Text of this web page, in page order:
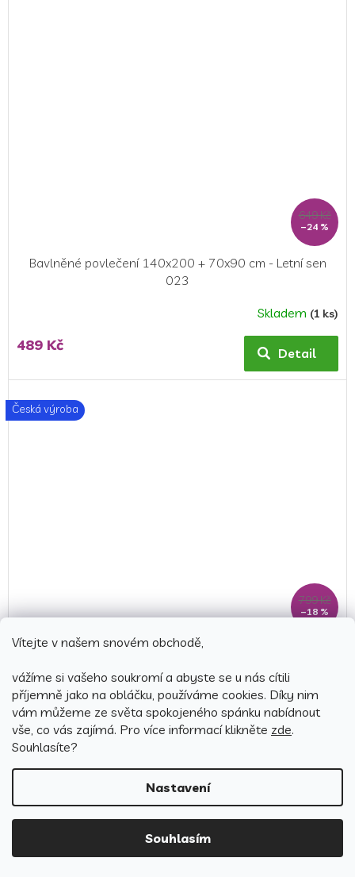
Vítejte v našem snovém obchodě,
vážíme si vašeho soukromí a abyste se u nás cítili
příjemně jako na obláčku, používáme cookies. Díky nim
vám můžeme ze světa spokojeného spánku nabídnout
vše, co vás zajímá. Pro více informací klikněte zde.
Souhlasíte?
Nastavení
Souhlasím
649 Kč
–24 %
Bavlněné povlečení 140x200 + 70x90 cm - Letní sen
023
Skladem (1 ks)
489 Kč Detail
Česká výroba
799 Kč
–18 %
Bavlněné povlečení DELUX 140x200 + 70x90 cm - AURA
Skladem(1 ks)
649 Kč Detail